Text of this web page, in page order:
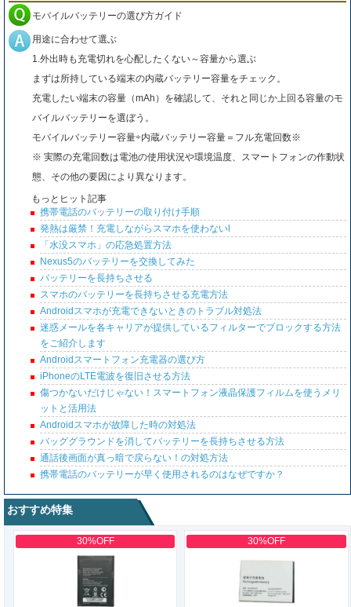
モバイルバッテリーの選び方ガイド
用途に合わせて選ぶ
1.外出時も充電切れを心配したくない～容量から選ぶ
まずは所持している端末の内蔵バッテリー容量をチェック。
充電したい端末の容量（mAh）を確認して、それと同じか上回る容量のモ
バイルバッテリーを選ぼう。
モバイルバッテリー容量÷内蔵バッテリー容量＝フル充電回数※
※ 実際の充電回数は電池の使用状況や環境温度、スマートフォンの作動状
態、その他の要因により異なります。
もっとヒット記事
携帯電話のバッテリーの取り付け手順
発熱は厳禁！充電しながらスマホを使わないl
「水没スマホ」の応急処置方法
Nexus5のバッテリーを交換してみた
バッテリーを長持ちさせる
スマホのバッテリーを長持ちさせる充電方法
Androidスマホが充電できないときのトラブル対処法
迷惑メールを各キャリアが提供しているフィルターでブロックする方法
をご紹介します
Androidスマートフォン充電器の選び方
iPhoneのLTE電波を復旧させる方法
傷つかないだけじゃない！スマートフォン液晶保護フィルムを使うメリ
ットと活用法
Androidスマホが故障した時の対処法
バッググラウンドを消してバッテリーを長持ちさせる方法
通話後画面が真っ暗で戻らない！の対処方法
携帯電話のバッテリーが早く使用されるのはなぜですか？
おすすめ特集
30%OFF 30%OFF